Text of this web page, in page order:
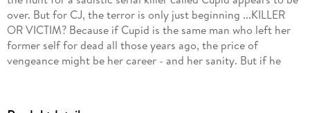
over. But for CJ, the terror is only just beginning ...KILLER
OR VICTIM? Because if Cupid is the same man who left her
former self for dead all those years ago, the price of
vengeance might be her career - and her sanity. But if he